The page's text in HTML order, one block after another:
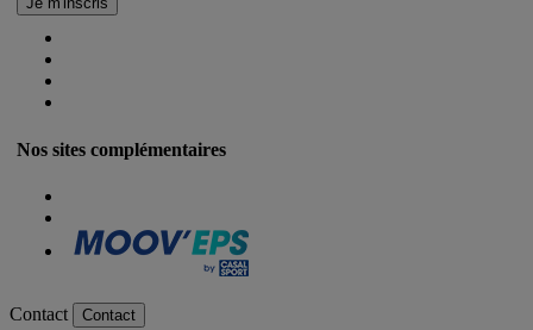
Nos sites complémentaires
Contact Contact